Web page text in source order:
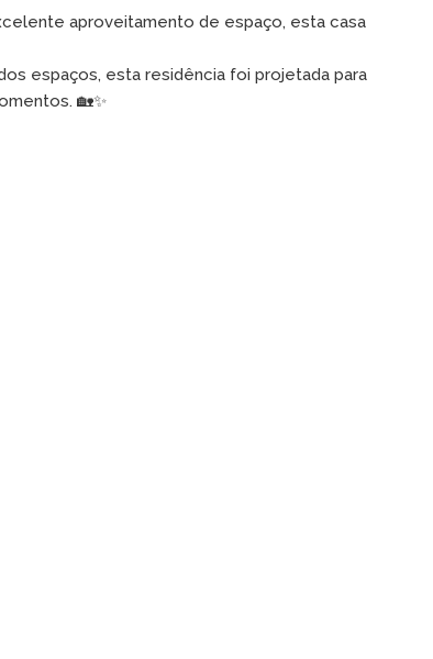
aproveitamento de espaço, esta casa
espaços, esta residência foi projetada para
🏡✨